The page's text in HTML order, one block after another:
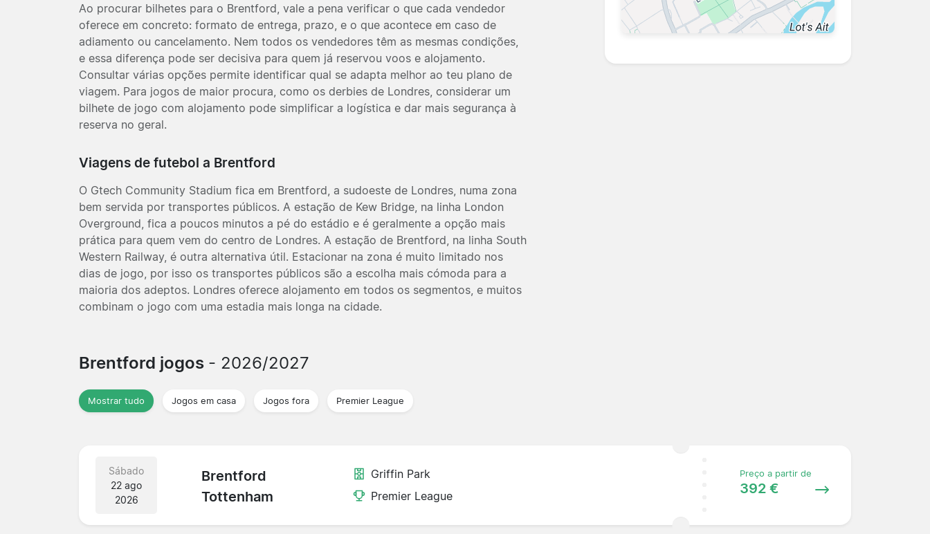
Ao procurar bilhetes para o Brentford, vale a pena verificar o que cada vendedor
oferece em concreto: formato de entrega, prazo, e o que acontece em caso de
adiamento ou cancelamento. Nem todos os vendedores têm as mesmas condições,
e essa diferença pode ser decisiva para quem já reservou voos e alojamento.
Consultar várias opções permite identificar qual se adapta melhor ao teu plano de
viagem. Para jogos de maior procura, como os derbies de Londres, considerar um
bilhete de jogo com alojamento pode simplificar a logística e dar mais segurança à
reserva no geral.
Viagens de futebol a Brentford
O Gtech Community Stadium fica em Brentford, a sudoeste de Londres, numa zona
bem servida por transportes públicos. A estação de Kew Bridge, na linha London
Overground, fica a poucos minutos a pé do estádio e é geralmente a opção mais
prática para quem vem do centro de Londres. A estação de Brentford, na linha South
Western Railway, é outra alternativa útil. Estacionar na zona é muito limitado nos
dias de jogo, por isso os transportes públicos são a escolha mais cómoda para a
maioria dos adeptos. Londres oferece alojamento em todos os segmentos, e muitos
combinam o jogo com uma estadia mais longa na cidade.
Brentford jogos - 2026/2027
Mostrar tudo Jogos em casa Jogos fora Premier League
Sábado
22 ago
2026
Brentford
Tottenham
Griffin Park
Premier League
Preço a partir de
392 €